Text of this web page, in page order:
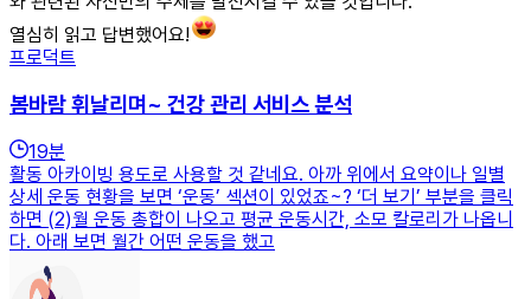
열심히 읽고 답변했어요!
프로덕트
봄바람 휘날리며~ 건강 관리 서비스 분석
19분
활동 아카이빙 용도로 사용할 것 같네요. 아까 위에서 요약이나 일별
상세 운동 현황을 보면 ‘운동’ 섹션이 있었죠~? ‘더 보기’ 부분을 클릭
하면 (2)월 운동 총합이 나오고 평균 운동시간, 소모 칼로리가 나옵니
다. 아래 보면 월간 어떤 운동을 했고